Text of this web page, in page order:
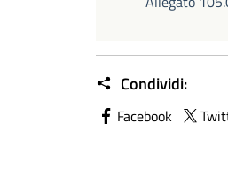
Condividi:
Facebook